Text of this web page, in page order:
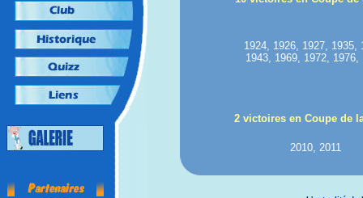
1924, 1926, 1927, 1935,
1943, 1969, 1972, 1976,
2 victoires en Coupe de
2010, 2011